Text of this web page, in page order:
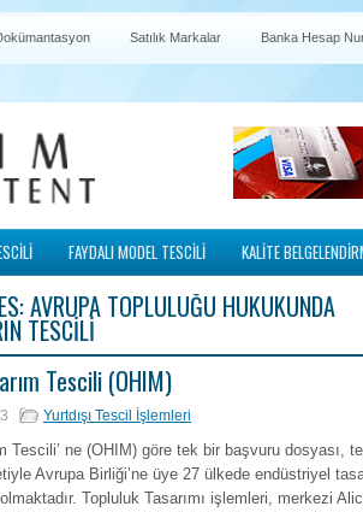
Satılık Markalar Banka Hesap
FAYDALI MODEL TESCİLİ KALİTE
AVRUPA TOPLULUĞU HUKUKUNDA
TESCILI
Tescili (OHIM)
Yurtdışı Tescil İşlemleri
Tescili’ ne (OHIM) göre tek bir başvuru dosyası,
Avrupa Birliği’ne üye 27 ülkede endüstriyel
Topluluk Tasarımı işlemleri, merkezi